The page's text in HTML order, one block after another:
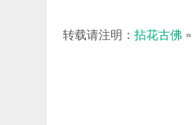
转载请注明： 拈花古佛 »